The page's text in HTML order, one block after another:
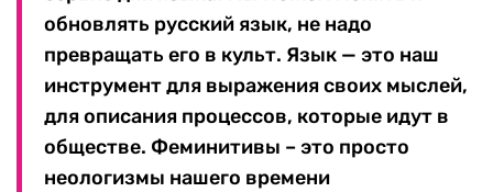
обновлять русский язык, не надо
превращать его в культ. Язык — это наш
инструмент для выражения своих мыслей,
для описания процессов, которые идут в
обществе. Феминитивы – это просто
неологизмы нашего времени